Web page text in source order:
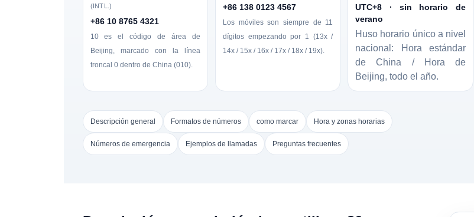
(INTL.)
+86 10 8765 4321
10 es el código de área de
Beijing, marcado con la línea
troncal 0 dentro de China (010).
+86 138 0123 4567
Los móviles son siempre de 11
dígitos empezando por 1 (13x /
14x / 15x / 16x / 17x / 18x / 19x).
UTC+8 · sin horario de
verano
Huso horario único a nivel
nacional: Hora estándar
de China / Hora de
Beijing, todo el año.
Descripción general Formatos de números como marcar Hora y zonas horarias
Números de emergencia Ejemplos de llamadas Preguntas frecuentes